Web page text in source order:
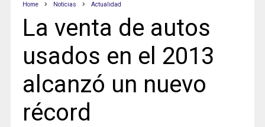
Home Noticias Actualidad
La venta de autos
usados en el 2013
alcanzó un nuevo
récord